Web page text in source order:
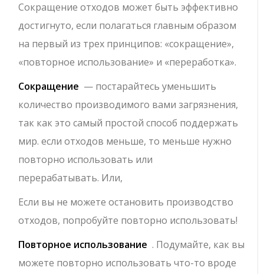
Сокращение отходов может быть эффективно
достигнуто, если полагаться главным образом
на первый из трех принципов: «сокращение»,
«повторное использование» и «переработка».
Сокращение — постарайтесь уменьшить
количество производимого вами загрязнения,
так как это самый простой способ поддержать
мир. если отходов меньше, то меньше нужно
повторно использовать или
перерабатывать. Или,
Если вы не можете остановить производство
отходов, попробуйте повторно использовать!
Повторное использование . Подумайте, как вы
можете повторно использовать что-то вроде